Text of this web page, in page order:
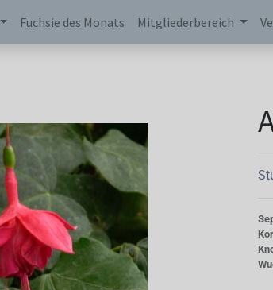
Fuchsie des Monats Mitgliederbereich